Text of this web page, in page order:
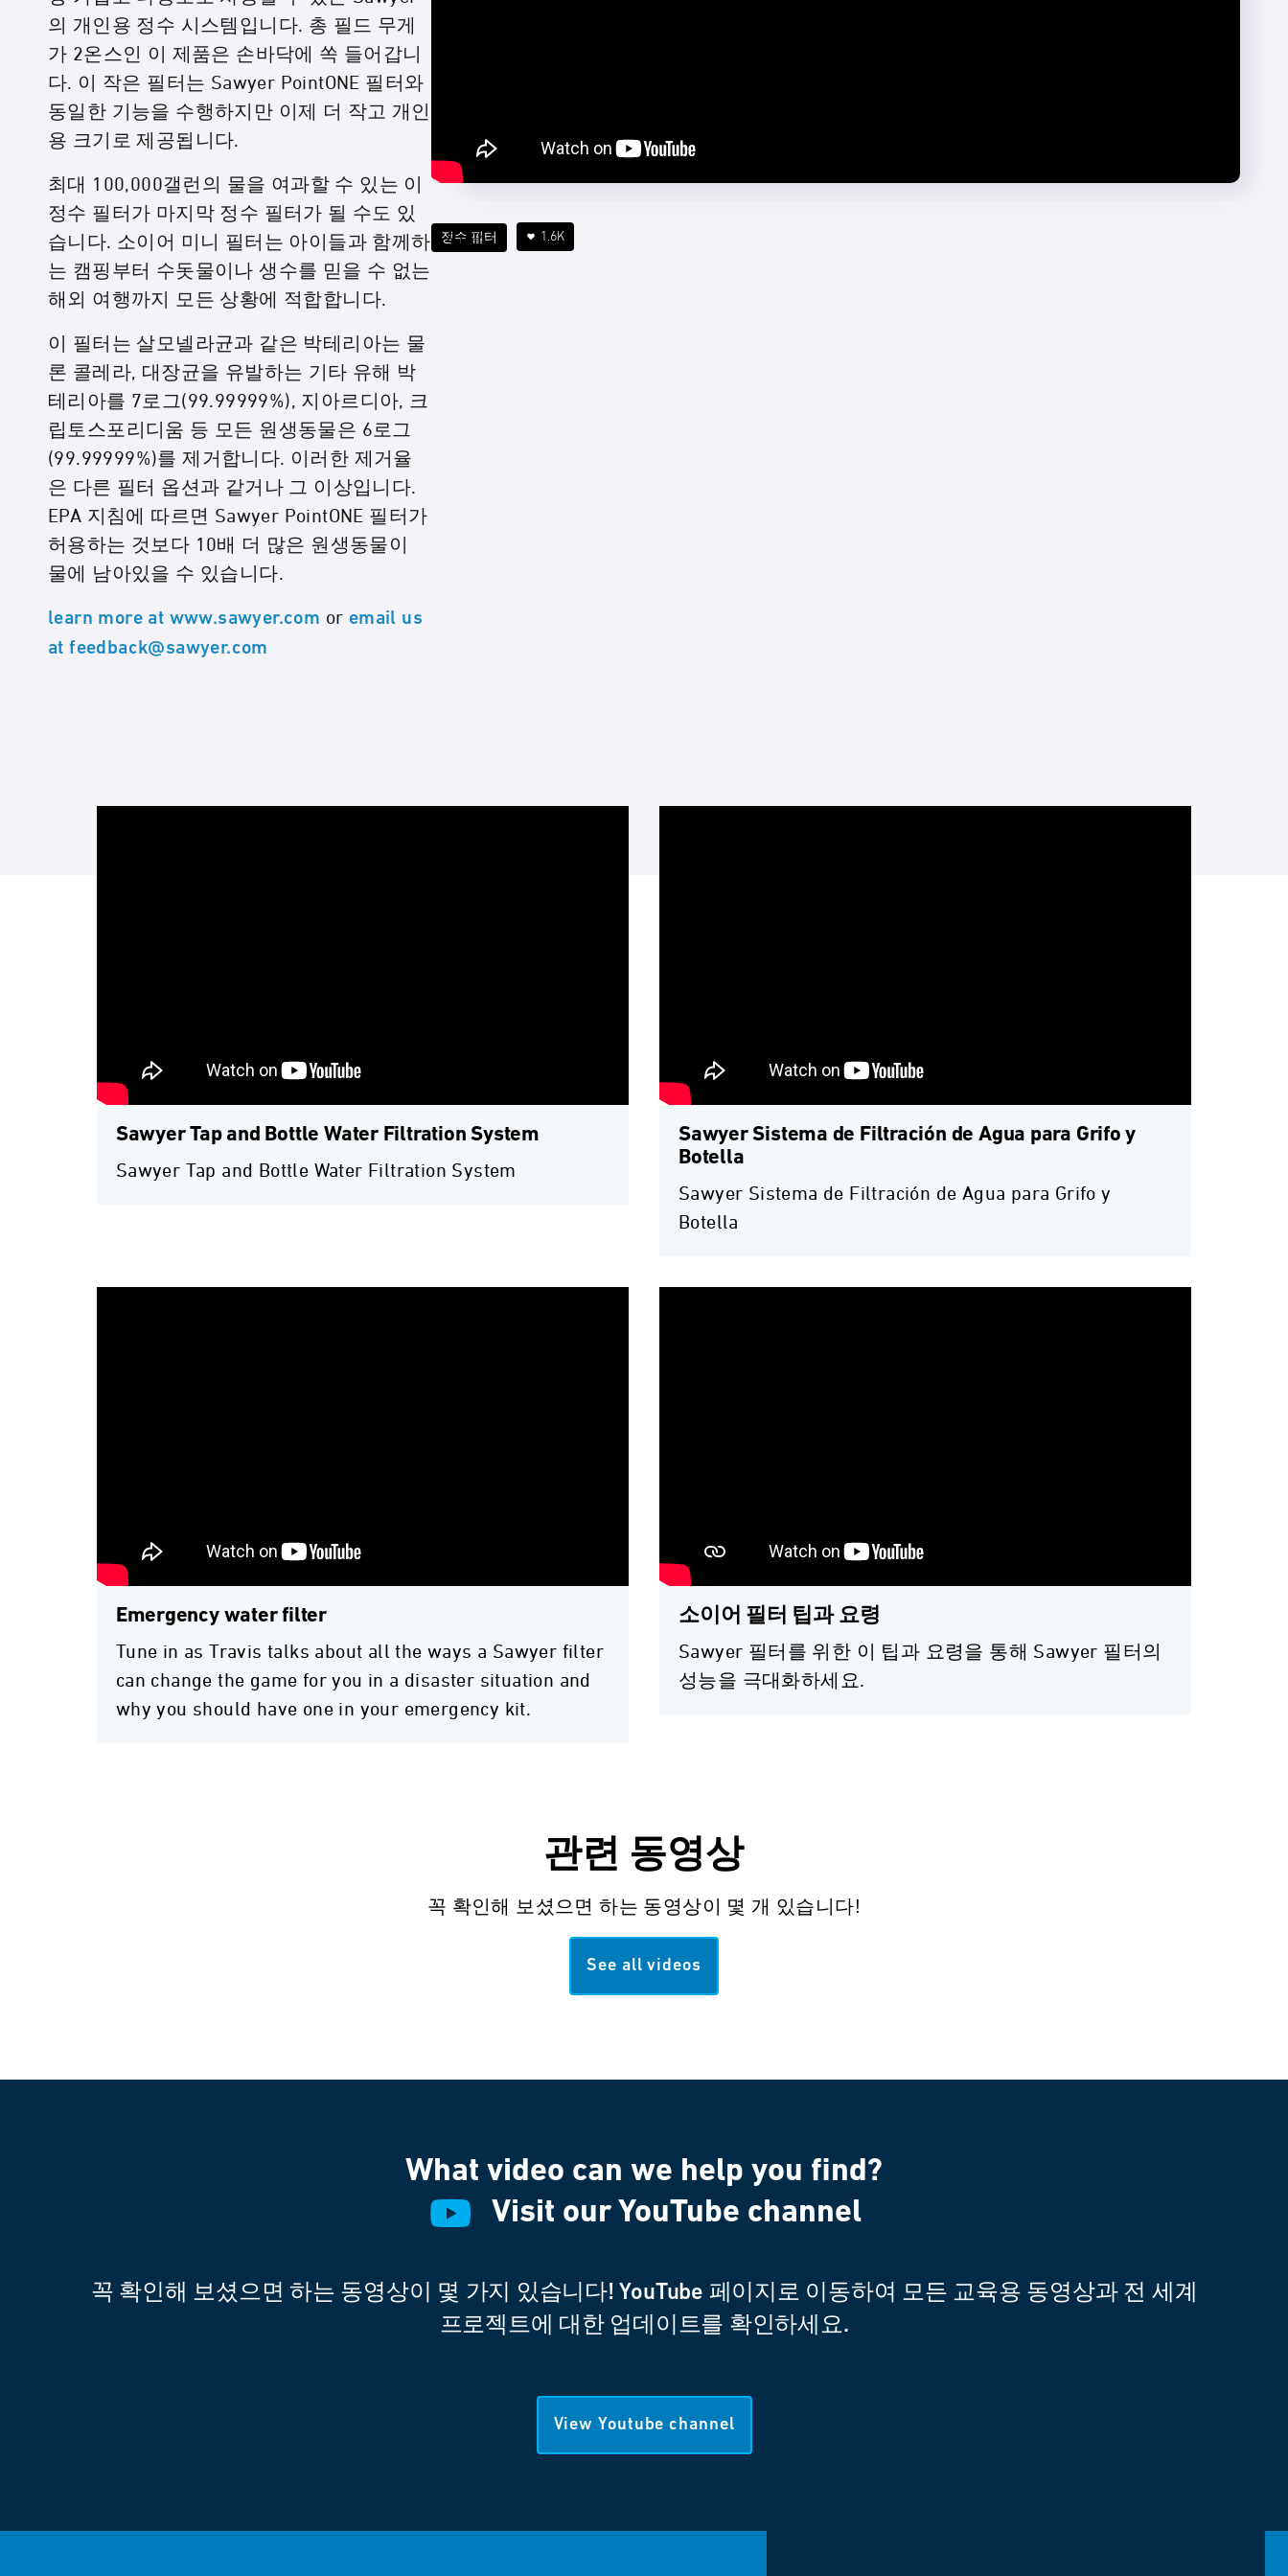
의 개인용 정수 시스템입니다. 총 필드 무게
가 2온스인 이 제품은 손바닥에 쏙 들어갑니
다. 이 작은 필터는 Sawyer PointONE 필터와
동일한 기능을 수행하지만 이제 더 작고 개인
용 크기로 제공됩니다.
최대 100,000갤런의 물을 여과할 수 있는 이
정수 필터가 마지막 정수 필터가 될 수도 있
습니다. 소이어 미니 필터는 아이들과 함께하
는 캠핑부터 수돗물이나 생수를 믿을 수 없는
해외 여행까지 모든 상황에 적합합니다.
이 필터는 살모넬라균과 같은 박테리아는 물
론 콜레라, 대장균을 유발하는 기타 유해 박
테리아를 7로그(99.99999%), 지아르디아, 크
립토스포리디움 등 모든 원생동물은 6로그
(99.99999%)를 제거합니다. 이러한 제거율
은 다른 필터 옵션과 같거나 그 이상입니다.
EPA 지침에 따르면 Sawyer PointONE 필터가
허용하는 것보다 10배 더 많은 원생동물이
물에 남아있을 수 있습니다.
learn more at www.sawyer.com or email us
at feedback@sawyer.com
정수 필터 1.6K
4 min
Sawyer Tap and Bottle Water Filtration System
Sawyer Tap and Bottle Water Filtration System
Sawyer Sistema de Filtración de Agua para Grifo y
Botella
Sawyer Sistema de Filtración de Agua para Grifo y
Botella
Emergency water filter
Tune in as Travis talks about all the ways a Sawyer filter
can change the game for you in a disaster situation and
why you should have one in your emergency kit.
소이어 필터 팁과 요령
Sawyer 필터를 위한 이 팁과 요령을 통해 Sawyer 필터의
성능을 극대화하세요.
관련 동영상
꼭 확인해 보셨으면 하는 동영상이 몇 개 있습니다!
See all videos
What video can we help you find?
Visit our YouTube channel
꼭 확인해 보셨으면 하는 동영상이 몇 가지 있습니다! YouTube 페이지로 이동하여 모든 교육용 동영상과 전 세계
프로젝트에 대한 업데이트를 확인하세요.
View Youtube channel